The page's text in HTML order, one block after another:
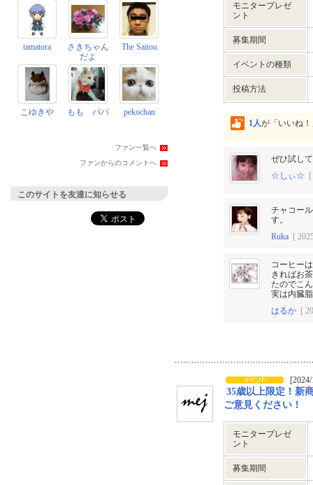
モニタープレゼ
ント
募集期間
イベントの種類
投稿方法
1人が「いいね
ぜひ試し
☆しぃ☆
チャコー
す。
Ruka [
コーヒー
きればお
たのでこ
実は内臓
はるか [
35歳以上限定！新
ご意見ください！
モニタープレゼ
ント
募集期間
tamatora
さきちゃん
だよ
The Saitou
こゆきや もも パパ pekochan
ファン一覧へ
ファンからのコメントへ
このサイトを友達に知らせる